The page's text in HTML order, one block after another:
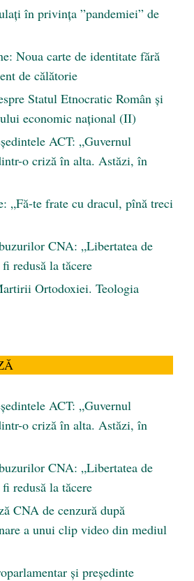
în privința ”pandemiei” de
Noua carte de identitate fără
de călătorie
Statul Etnocratic Român şi
economic naţional (II)
ACT: „Guvernul
o criză în alta. Astăzi, în
„Fă-te frate cu dracul, pînă treci
CNA: „Libertatea de
redusă la tăcere
Ortodoxiei. Teologia
ACT: „Guvernul
o criză în alta. Astăzi, în
CNA: „Libertatea de
redusă la tăcere
CNA de cenzură după
a unui clip video din mediul
și președinte